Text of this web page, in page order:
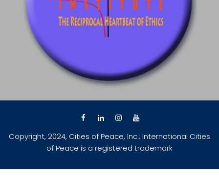
Copyright, 2024, Cities of Peace, Inc.; International Cities
of Peace is a registered trademark